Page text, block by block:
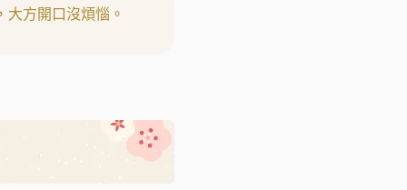
方開口沒煩惱。